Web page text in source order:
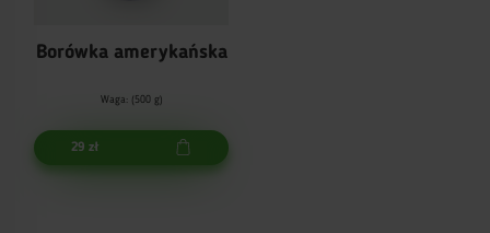
Borówka amerykańska
Waga: (500 g)
29 zł